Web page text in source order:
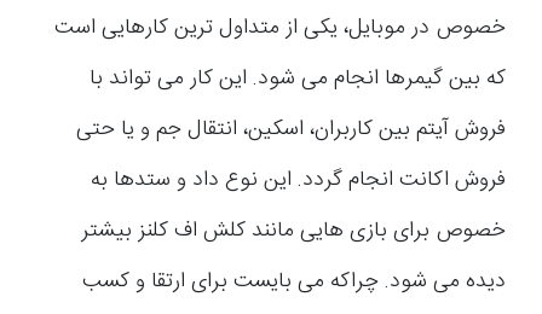
خصوص در موبایل، یکی از متداول ترین کارهایی است
که بین گیمرها انجام می شود. این کار می تواند با
فروش آیتم بین کاربران، اسکین، انتقال جم و یا حتی
فروش اکانت انجام گردد. این نوع داد و ستدها به
خصوص برای بازی هایی مانند کلش اف کلنز بیشتر
دیده می شود. چراکه می بایست برای ارتقا و کسب